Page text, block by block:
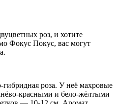
роз, и хотите
Фокус Покус, вас могут
гибридная роза. У неё махровые
красными и бело-жёлтыми